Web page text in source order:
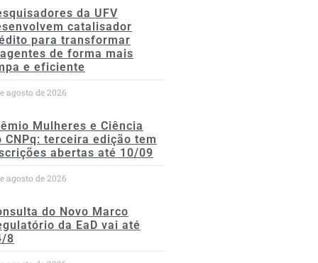
da UFV
catalisador
para transformar
de forma mais
e eficiente
agosto de 2026
Mulheres e Ciência
CNPq: terceira edição tem
abertas até 10/09
agosto de 2026
do Novo Marco
da EaD vai até
8